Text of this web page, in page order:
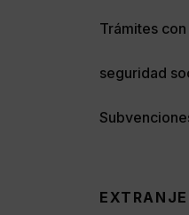
Trámites con
seguridad